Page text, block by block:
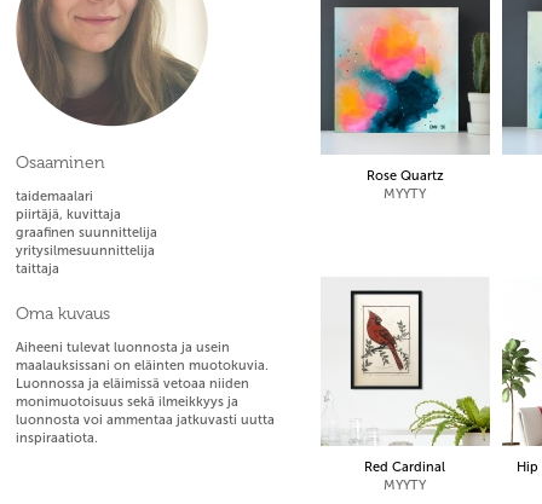
Osaaminen
taidemaalari
piirtäjä, kuvittaja
graafinen suunnittelija
yritysilmesuunnittelija
taittaja
Oma kuvaus
Aiheeni tulevat luonnosta ja usein
maalauksissani on eläinten muotokuvia.
Luonnossa ja eläimissä vetoaa niiden
monimuotoisuus sekä ilmeikkyys ja
luonnosta voi ammentaa jatkuvasti uutta
inspiraatiota.
Rose Quartz
MYYTY
Red Cardinal
MYYTY